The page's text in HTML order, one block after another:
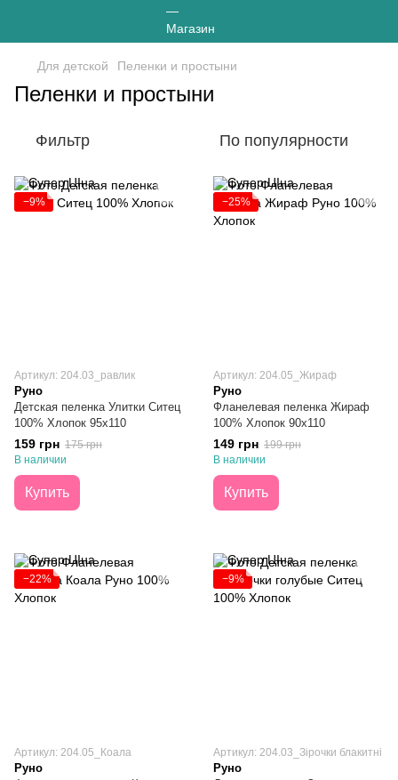
Для детской Пеленки и простыни
Пеленки и простыни
Фильтр По популярности
−9%
Артикул: 204.03_равлик
Руно
Детская пеленка Улитки Ситец
100% Хлопок 95х110
159 грн 175 грн
В наличии
Купить
−25%
Артикул: 204.05_Жираф
Руно
Фланелевая пеленка Жираф
100% Хлопок 90х110
149 грн 199 грн
В наличии
Купить
−22%
Артикул: 204.05_Коала
Руно
−9%
Артикул: 204.03_Зірочки блакитні
Руно